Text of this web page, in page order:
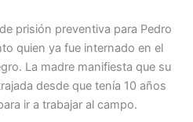
prisión preventiva para Pedro
quien ya fue internado en el
La madre manifiesta que su
desde que tenía 10 años
ir a trabajar al campo.